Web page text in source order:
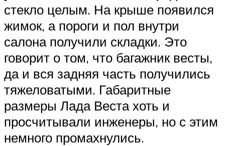
стекло целым. На крыше появился
жимок, а пороги и пол внутри
салона получили складки. Это
говорит о том, что багажник весты,
да и вся задняя часть получились
тяжеловатыми. Габаритные
размеры Лада Веста хоть и
просчитывали инженеры, но с этим
немного промахнулись.